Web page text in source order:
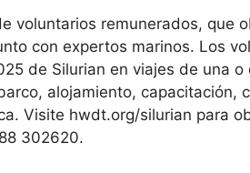
voluntarios remunerados, que
con expertos marinos. Los
de Silurian en viajes de una
alojamiento, capacitación,
Visite hwdt.org/silurian para
302620.